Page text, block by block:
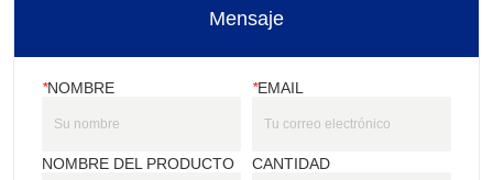
Mensaje
*NOMBRE *EMAIL
NOMBRE DEL PRODUCTO CANTIDAD